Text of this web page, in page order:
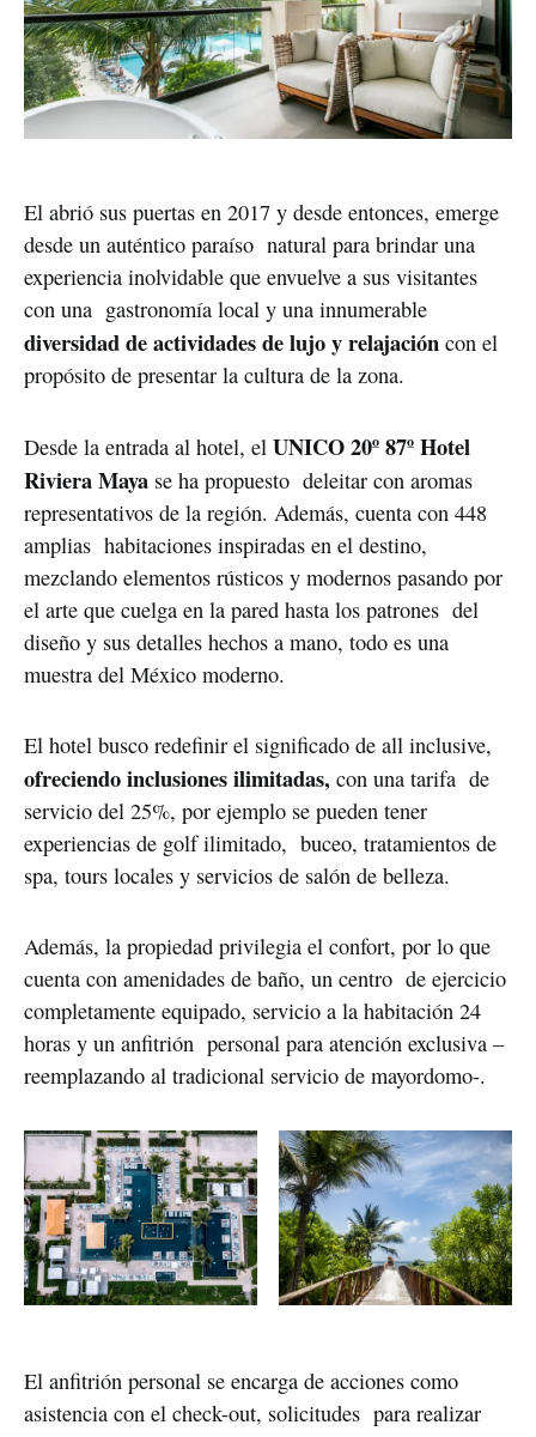
El abrió sus puertas en 2017 y desde entonces, emerge
desde un auténtico paraíso natural para brindar una
experiencia inolvidable que envuelve a sus visitantes
con una gastronomía local y una innumerable
diversidad de actividades de lujo y relajación con el
propósito de presentar la cultura de la zona.
Desde la entrada al hotel, el UNICO 20º 87º Hotel
Riviera Maya se ha propuesto deleitar con aromas
representativos de la región. Además, cuenta con 448
amplias habitaciones inspiradas en el destino,
mezclando elementos rústicos y modernos pasando por
el arte que cuelga en la pared hasta los patrones del
diseño y sus detalles hechos a mano, todo es una
muestra del México moderno.
El hotel busco redefinir el significado de all inclusive,
ofreciendo inclusiones ilimitadas, con una tarifa de
servicio del 25%, por ejemplo se pueden tener
experiencias de golf ilimitado, buceo, tratamientos de
spa, tours locales y servicios de salón de belleza.
Además, la propiedad privilegia el confort, por lo que
cuenta con amenidades de baño, un centro de ejercicio
completamente equipado, servicio a la habitación 24
horas y un anfitrión personal para atención exclusiva –
reemplazando al tradicional servicio de mayordomo-.
El anfitrión personal se encarga de acciones como
asistencia con el check-out, solicitudes para realizar